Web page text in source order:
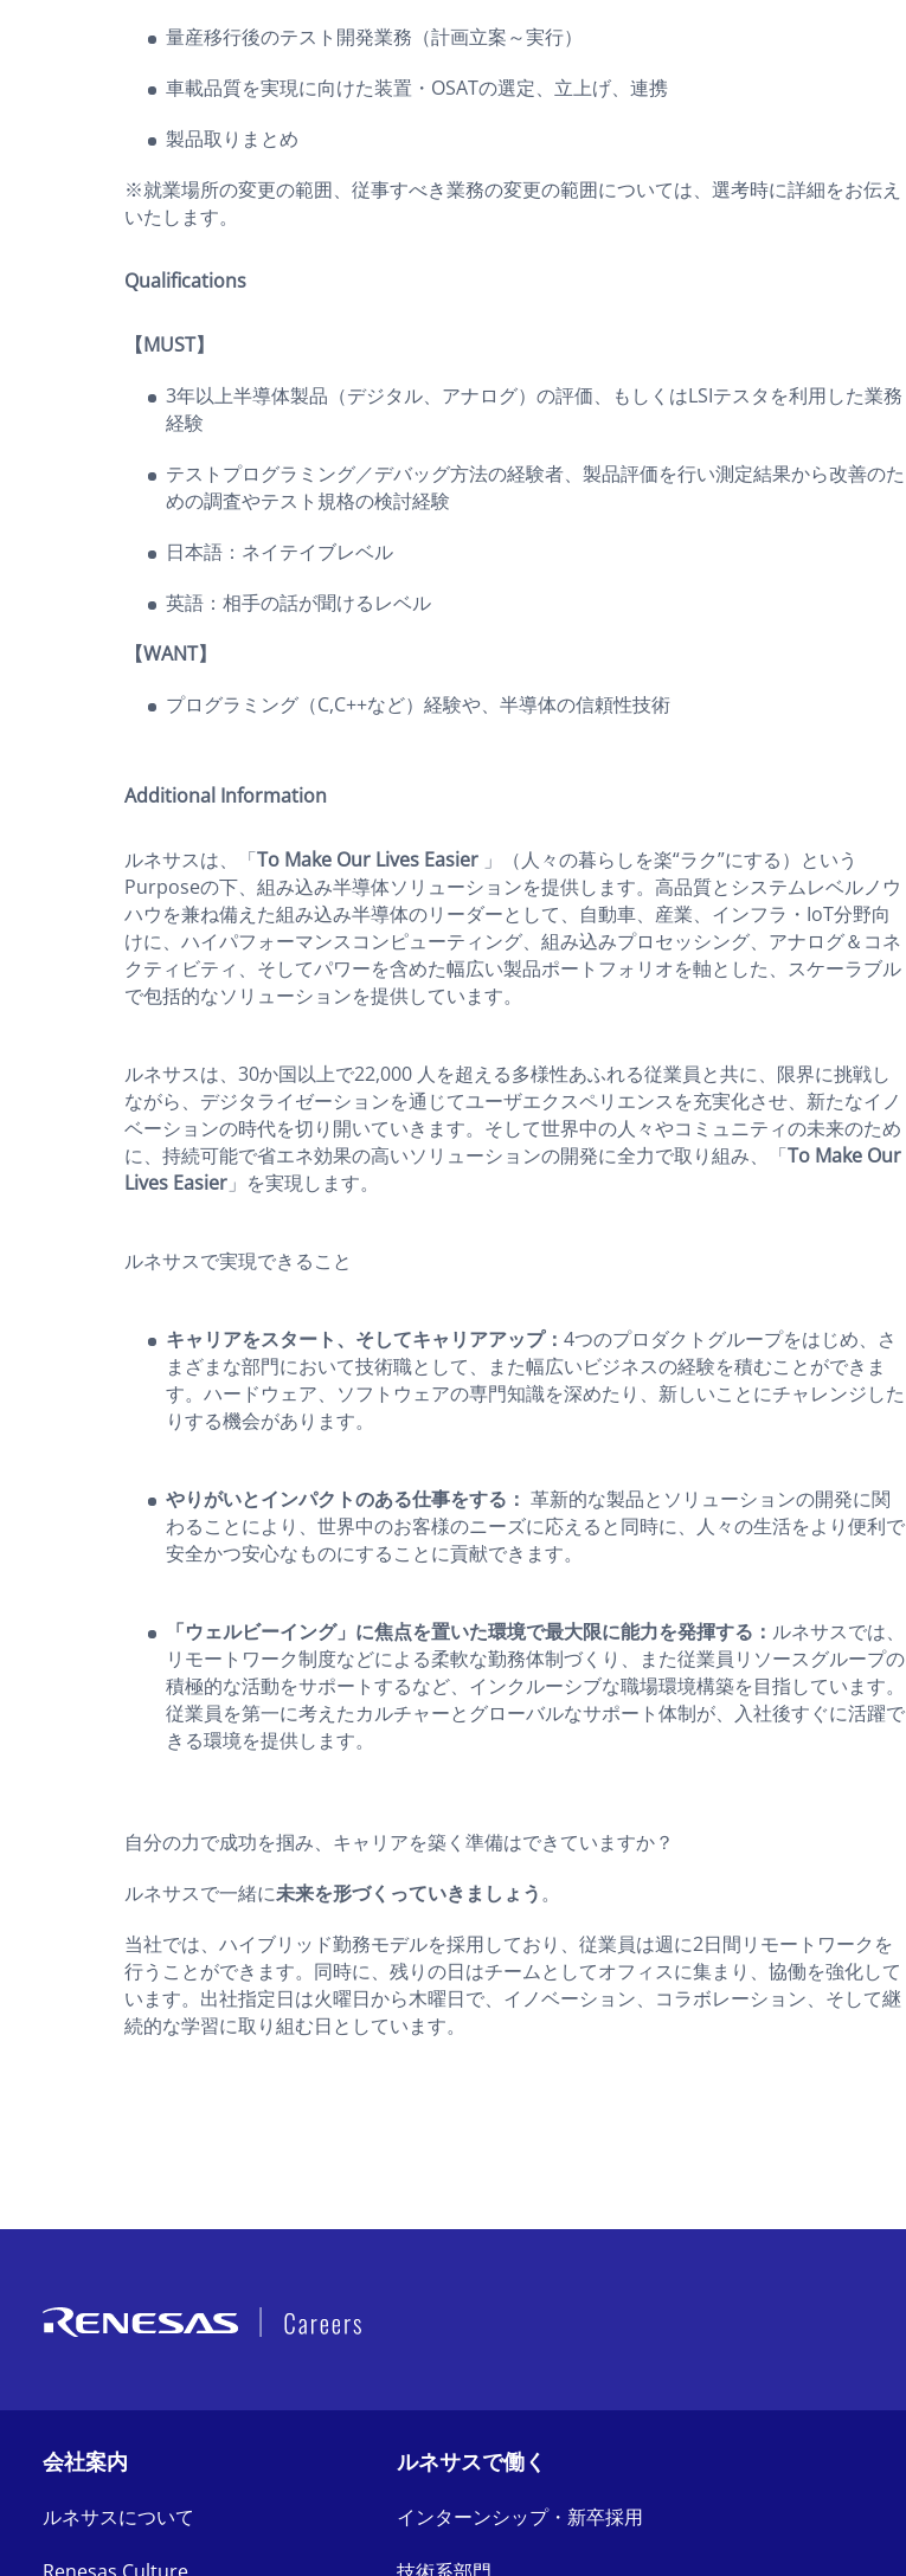
量産移行後のテスト開発業務（計画立案～実行）
車載品質を実現に向けた装置・OSATの選定、立上げ、連携
製品取りまとめ
※就業場所の変更の範囲、従事すべき業務の変更の範囲については、選考時に詳細をお伝え
いたします。
Qualifications
【MUST】
3年以上半導体製品（デジタル、アナログ）の評価、もしくはLSIテスタを利用した業務
経験
テストプログラミング／デバッグ方法の経験者、製品評価を行い測定結果から改善のた
めの調査やテスト規格の検討経験
日本語：ネイテイブレベル
英語：相手の話が聞けるレベル
【WANT】
プログラミング（C,C++など）経験や、半導体の信頼性技術
Additional Information
ルネサスは、「To Make Our Lives Easier 」（人々の暮らしを楽“ラク”にする）という
Purposeの下、組み込み半導体ソリューションを提供します。高品質とシステムレベルノウ
ハウを兼ね備えた組み込み半導体のリーダーとして、自動車、産業、インフラ・IoT分野向
けに、ハイパフォーマンスコンピューティング、組み込みプロセッシング、アナログ＆コネ
クティビティ、そしてパワーを含めた幅広い製品ポートフォリオを軸とした、スケーラブル
で包括的なソリューションを提供しています。
ルネサスは、30か国以上で22,000 人を超える多様性あふれる従業員と共に、限界に挑戦し
ながら、デジタライゼーションを通じてユーザエクスペリエンスを充実化させ、新たなイノ
ベーションの時代を切り開いていきます。そして世界中の人々やコミュニティの未来のため
に、持続可能で省エネ効果の高いソリューションの開発に全力で取り組み、「To Make Our
Lives Easier 」を実現します。
ルネサスで実現できること
キャリアをスタート、そしてキャリアアップ： 4つのプロダクトグループをはじめ、さ
まざまな部門において技術職として、また幅広いビジネスの経験を積むことができま
す。ハードウェア、ソフトウェアの専門知識を深めたり、新しいことにチャレンジした
りする機会があります。
やりがいとインパクトのある仕事をする： 革新的な製品とソリューションの開発に関
わることにより、世界中のお客様のニーズに応えると同時に、人々の生活をより便利で
安全かつ安心なものにすることに貢献できます。
「ウェルビーイング」に焦点を置いた環境で最大限に能力を発揮する： ルネサスでは、
リモートワーク制度などによる柔軟な勤務体制づくり、また従業員リソースグループの
積極的な活動をサポートするなど、インクルーシブな職場環境構築を目指しています。
従業員を第一に考えたカルチャーとグローバルなサポート体制が、入社後すぐに活躍で
きる環境を提供します。
自分の力で成功を掴み、キャリアを築く準備はできていますか？
ルネサスで一緒に未来を形づくっていきましょう。
当社では、ハイブリッド勤務モデルを採用しており、従業員は週に2日間リモートワークを
行うことができます。同時に、残りの日はチームとしてオフィスに集まり、協働を強化して
います。出社指定日は火曜日から木曜日で、イノベーション、コラボレーション、そして継
続的な学習に取り組む日としています。
会社案内
ルネサスについて
Renesas Culture
ルネサスで働く
インターンシップ・新卒採用
技術系部門